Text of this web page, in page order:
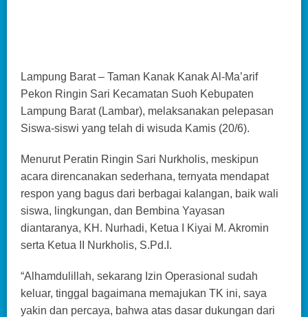
Lampung Barat – Taman Kanak Kanak Al-Ma’arif
Pekon Ringin Sari Kecamatan Suoh Kebupaten
Lampung Barat (Lambar), melaksanakan pelepasan
Siswa-siswi yang telah di wisuda Kamis (20/6).
Menurut Peratin Ringin Sari Nurkholis, meskipun
acara direncanakan sederhana, ternyata mendapat
respon yang bagus dari berbagai kalangan, baik wali
siswa, lingkungan, dan Bembina Yayasan
diantaranya, KH. Nurhadi, Ketua I Kiyai M. Akromin
serta Ketua II Nurkholis, S.Pd.I.
“Alhamdulillah, sekarang Izin Operasional sudah
keluar, tinggal bagaimana memajukan TK ini, saya
yakin dan percaya, bahwa atas dasar dukungan dari